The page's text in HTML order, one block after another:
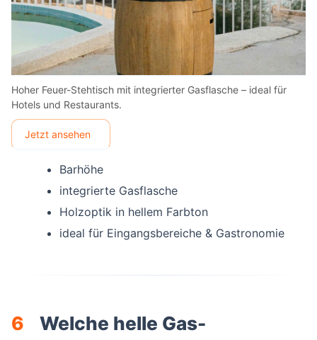
Hoher Feuer-Stehtisch mit integrierter Gasflasche – ideal für
Hotels und Restaurants.
Jetzt ansehen
Barhöhe
integrierte Gasflasche
Holzoptik in hellem Farbton
ideal für Eingangsbereiche & Gastronomie
6
Welche helle Gas-